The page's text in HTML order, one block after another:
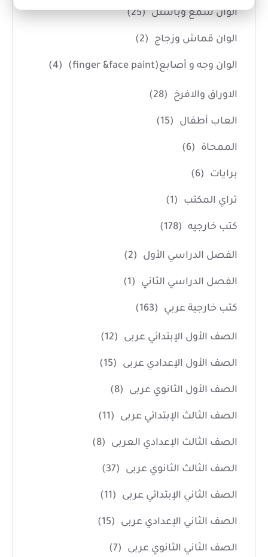
الوان شمع وباستل (25)
الوان قماش وزجاج (2)
الوان وجه و أصابع(finger &face paint) (4)
الاوراق والافرخ (28)
العاب أطفال (15)
الممحاة (6)
برايات (6)
تراي المكتب (1)
كتب خارجيه (178)
الفصل الدراسي الأول (2)
الفصل الدراسي الثاني (1)
كتب خارجية عربي (163)
الصف الأول الإبتدائي عربى (12)
الصف الأول الإعدادي عربى (15)
الصف الأول الثانوي عربى (8)
الصف الثالث الإبتدائي عربى (11)
الصف الثالث الإعدادي العربى (8)
الصف الثالث الثانوي عربى (37)
الصف الثاني الإبتدائي عربى (11)
الصف الثاني الإعدادي عربى (15)
الصف الثاني الثانوي عربى (7)